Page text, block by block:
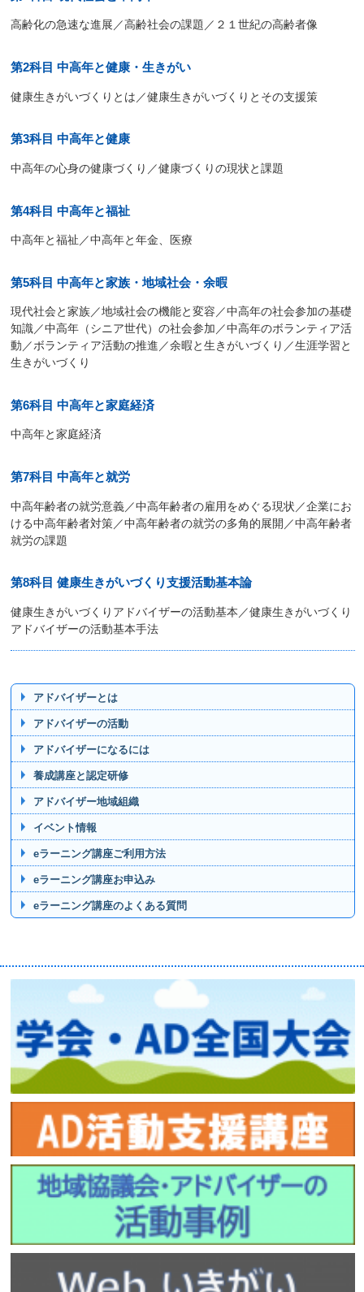
高齢化の急速な進展／高齢社会の課題／２１世紀の高齢者像
第2科目 中高年と健康・生きがい
健康生きがいづくりとは／健康生きがいづくりとその支援策
第3科目 中高年と健康
中高年の心身の健康づくり／健康づくりの現状と課題
第4科目 中高年と福祉
中高年と福祉／中高年と年金、医療
第5科目 中高年と家族・地域社会・余暇
現代社会と家族／地域社会の機能と変容／中高年の社会参加の基礎
知識／中高年（シニア世代）の社会参加／中高年のボランティア活
動／ボランティア活動の推進／余暇と生きがいづくり／生涯学習と
生きがいづくり
第6科目 中高年と家庭経済
中高年と家庭経済
第7科目 中高年と就労
中高年齢者の就労意義／中高年齢者の雇用をめぐる現状／企業にお
ける中高年齢者対策／中高年齢者の就労の多角的展開／中高年齢者
就労の課題
第8科目 健康生きがいづくり支援活動基本論
健康生きがいづくりアドバイザーの活動基本／健康生きがいづくり
アドバイザーの活動基本手法
アドバイザーとは
アドバイザーの活動
アドバイザーになるには
養成講座と認定研修
アドバイザー地域組織
イベント情報
eラーニング講座ご利用方法
eラーニング講座お申込み
eラーニング講座のよくある質問